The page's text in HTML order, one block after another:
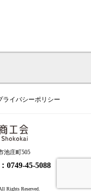
ライバシーポリシー
池庄町505
0749-45-5088
Rights Reserved.